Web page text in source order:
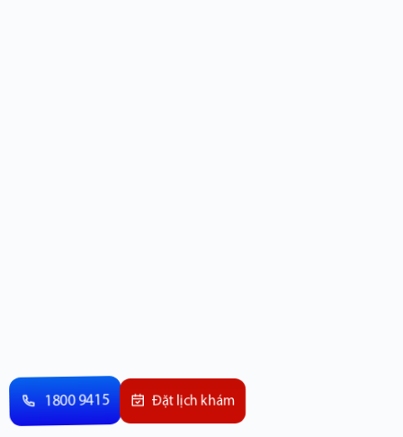
1800 9415 Đặt lịch khám